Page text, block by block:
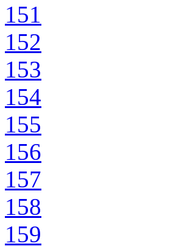
151
152
153
154
155
156
157
158
159